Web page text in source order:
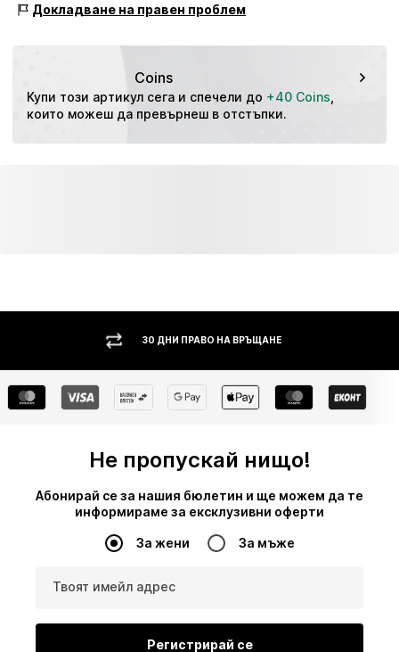
64372 Ober-Ramstadt
Докладване на правен проблем
Coins
Купи този артикул сега и спечели до +40 Coins
които можеш да превърнеш в отстъпки.
30 ДНИ ПРАВО НА ВРЪЩАНЕ
Не пропускай нищо!
Абонирай се за нашия бюлетин и ще можем да те
информираме за ексклузивни оферти
За жени За мъже
Твоят имейл адрес
Регистрирай се